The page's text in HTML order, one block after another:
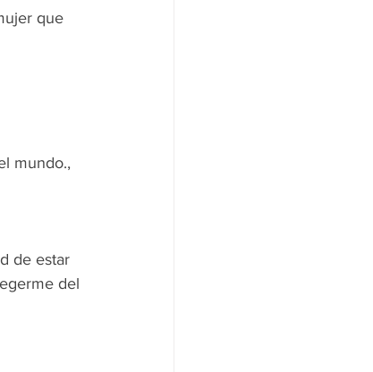
que
mundo.,
de estar
del